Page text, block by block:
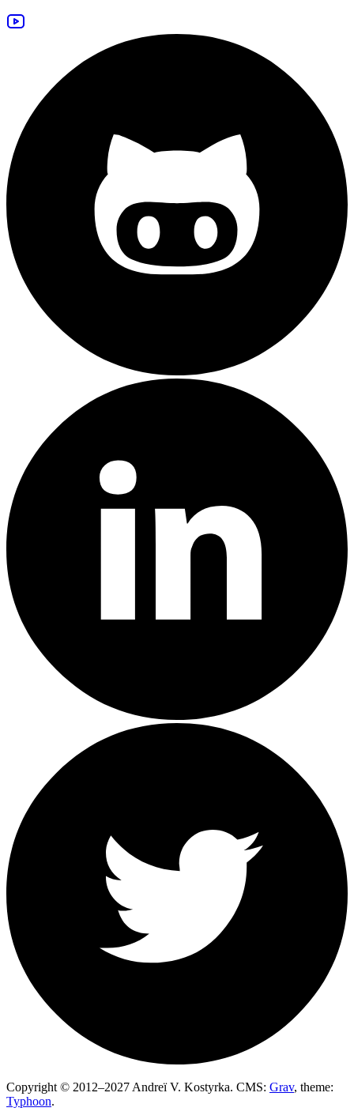
Copyright © 2012–2027 Andreï V. Kostyrka. CMS: Grav, theme:
Typhoon.